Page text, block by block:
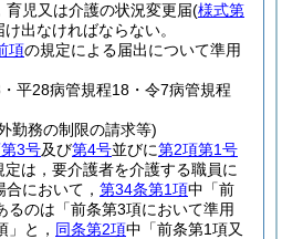
育児又は介護の状況変更届(様式第
出なければならない。
項の規定による届出について準用
平28病管規程18・令7病管規程
勤務の制限の請求等)
3号及び第4号並びに第2項第1号
定は，要介護者を介護する職員に
合において， 第34条第1項中「前
るのは「前条第3項において準用
と， 同条第2項中「前条第1項又